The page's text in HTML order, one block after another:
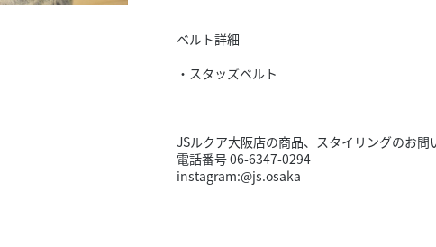
ベルト詳細
・スタッズベルト
JSルクア大阪店の商品、スタイリングのお
電話番号 06-6347-0294
instagram:@js.osaka